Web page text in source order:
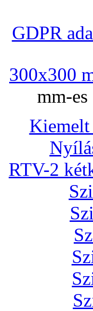
GDPR
300x300
mm-
RTV-2